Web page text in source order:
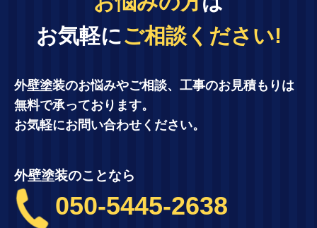
お気軽にご相談ください!
外壁塗装のお悩みやご相談、工事のお見積もりは
無料で承っております。
お気軽にお問い合わせください。
外壁塗装のことなら
050-5445-2638